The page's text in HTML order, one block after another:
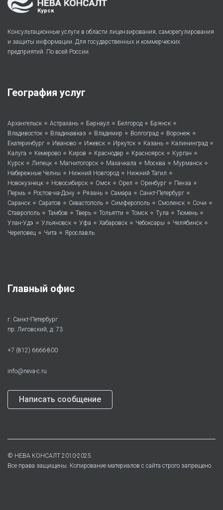
Курск
Консультационные услуги в области лицензирования, саморегулирования
и защиты информации. Для государственных и коммерческих
предприятий. По всей России.
География услуг
Архангельск • Астрахань • Барнаул • Белгород • Брянск •
Владивосток • Владикавказ • Владимир • Волгоград • Воронеж •
Екатеринбург • Иваново • Ижевск • Иркутск • Казань • Калининград •
Калуга • Кемерово • Киров • Краснодар • Красноярск • Курган •
Курск • Липецк • Магнитогорск • Махачкала • Москва • Мурманск •
Набережные Челны • Нижний Новгород • Нижний Тагил •
Новокузнецк • Новосибирск • Омск • Орел • Оренбург • Пенза •
Пермь • Ростов-на-Дону • Рязань • Самара • Санкт-Петербург •
Саранск • Саратов • Севастополь • Симферополь • Смоленск • Сочи •
Ставрополь • Тамбов • Тверь • Тольятти • Томск • Тула • Тюмень •
Улан-Удэ • Ульяновск • Уфа • Хабаровск • Чебоксары • Челябинск •
Череповец • Чита • Ярославль
Главный офис
г. Санкт-Петербург
пр. Лиговский, д. 73
+7 (812) 6666-800
info@neva-c.ru
Написать сообщение
© НЕВА КОНСАЛТ 2010-2025.
Все права защищены. Копирование материалов с сайта строго запрещено.